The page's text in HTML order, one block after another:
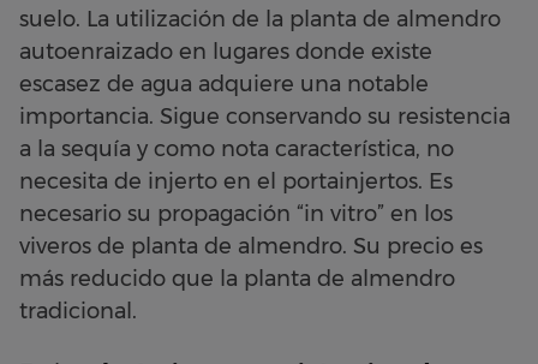
suelo. La utilización de la planta de almendro
autoenraizado en lugares donde existe
escasez de agua adquiere una notable
importancia. Sigue conservando su resistencia
a la sequía y como nota característica, no
necesita de injerto en el portainjertos. Es
necesario su propagación “in vitro” en los
viveros de planta de almendro. Su precio es
más reducido que la planta de almendro
tradicional.